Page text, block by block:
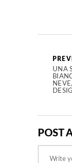
UNA
POST